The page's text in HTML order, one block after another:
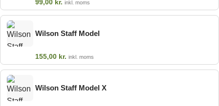
99,00 kr. inkl. moms
Wilson Staff Model
155,00 kr. inkl. moms
Wilson Staff Model X